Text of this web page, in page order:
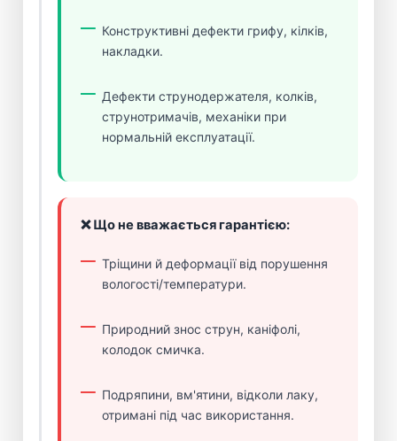
Конструктивні дефекти грифу, кілків,
накладки.
Дефекти струнодержателя, колків,
струнотримачів, механіки при
нормальній експлуатації.
❌ Що не вважається гарантією:
Тріщини й деформації від порушення
вологості/температури.
Природний знос струн, каніфолі,
колодок смичка.
Подряпини, вм'ятини, відколи лаку,
отримані під час використання.